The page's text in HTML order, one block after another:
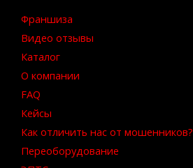
Франшиза
Видео отзывы
Каталог
О компании
FAQ
Кейсы
Как отличить нас от мошенников?
Переоборудование